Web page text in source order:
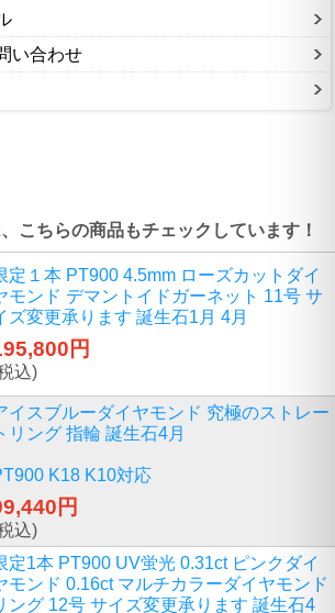
い合わせ
こちらの商品もチェックしています！
定１本 PT900 4.5mm ローズカットダイ
モンド デマントイドガーネット 11号 サ
ズ変更承ります 誕生石1月 4月
円
込)
イスブルーダイヤモンド 究極のストレー
リング 指輪 誕生石4月
K18 K10対応
円
込)
定1本 PT900 UV蛍光 0.31ct ピンクダイ
モンド 0.16ct マルチカラーダイヤモンド
ング 12号 サイズ変更承ります 誕生石4